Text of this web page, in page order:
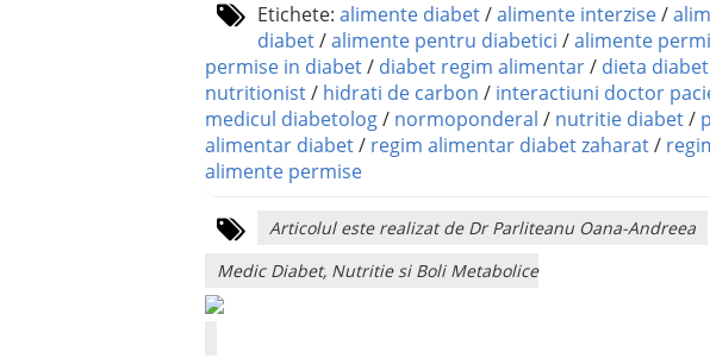
Etichete: alimente diabet/alimente interzise/
diabet/alimente pentru diabetici /alimente
permise in diabet/ diabet regim alimentar/ dieta diabet
nutritionist/ hidrati de carbon / interactiuni doctor
medicul diabetolog/ normoponderal / nutritie diabet/
alimentar diabet/ regim alimentar diabet zaharat/
alimente permise
Articolul este realizat de Dr Parliteanu Oana-Andreea
Medic Diabet, Nutritie si Boli Metabolice